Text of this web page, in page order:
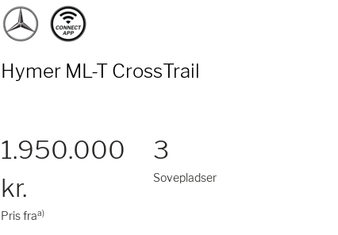
Hymer ML-T CrossTrail
1.950.000
kr.
Pris fraa)
3
Sovepladser